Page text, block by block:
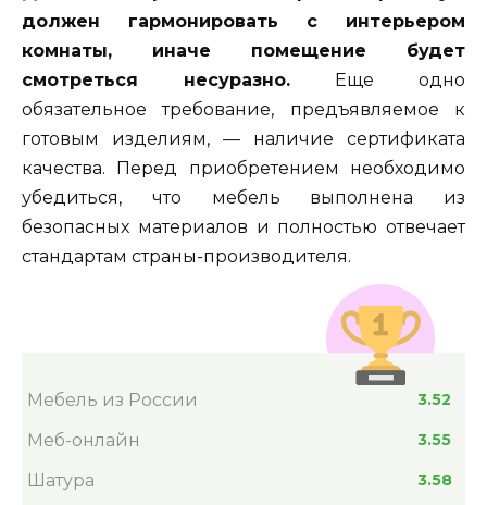
должен гармонировать с интерьером
комнаты, иначе помещение будет
смотреться несуразно. Еще одно
обязательное требование, предъявляемое к
готовым изделиям, — наличие сертификата
качества. Перед приобретением необходимо
убедиться, что мебель выполнена из
безопасных материалов и полностью отвечает
стандартам страны-производителя.
Мебель из России 3.52
Меб-онлайн 3.55
Шатура 3.58